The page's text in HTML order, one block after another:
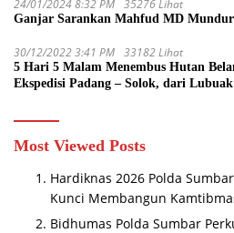
24/01/2024 8:32 PM 35276 Lihat
Ganjar Sarankan Mahfud MD
30/12/2022 3:41 PM 33182 Lihat
5 Hari 5 Malam Menembus Hutan
Ekspedisi Padang – Solok, dari
Most Viewed Posts
Hardiknas 2026 Polda
Kunci Membangun
Bidhumas Polda Sumbar